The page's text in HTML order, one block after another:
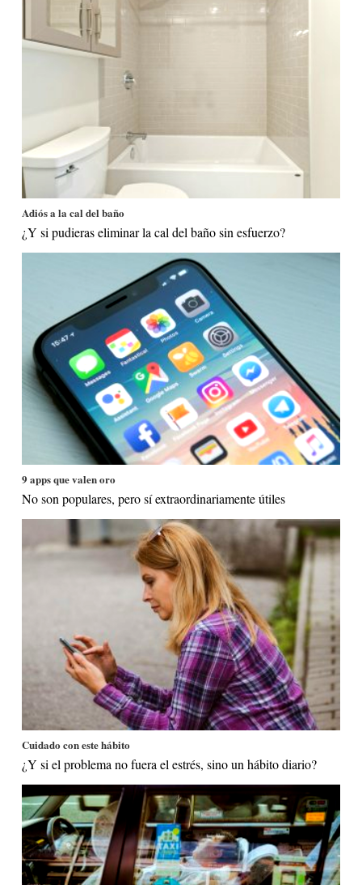
Adiós a la cal del baño
¿Y si pudieras eliminar la cal del baño sin esfuerzo?
9 apps que valen oro
No son populares, pero sí extraordinariamente útiles
Cuidado con este hábito
¿Y si el problema no fuera el estrés, sino un hábito diario?